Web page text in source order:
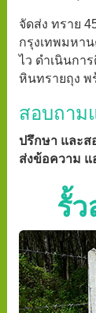
จัดส่ง ทราย
กรุงเทพมหาน
ไว ดำเนินกา
หินทรายถุง
สอบถาม
ปรึกษา และส
ส่งข้อความ แ
รั้